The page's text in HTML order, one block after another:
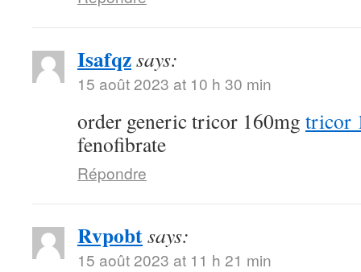
Isafqzsays:
15 août 2023 at 10 h 30 min
order generic tricor 160mg tricor
fenofibrate
Répondre
Rvpobtsays:
15 août 2023 at 11 h 21 min